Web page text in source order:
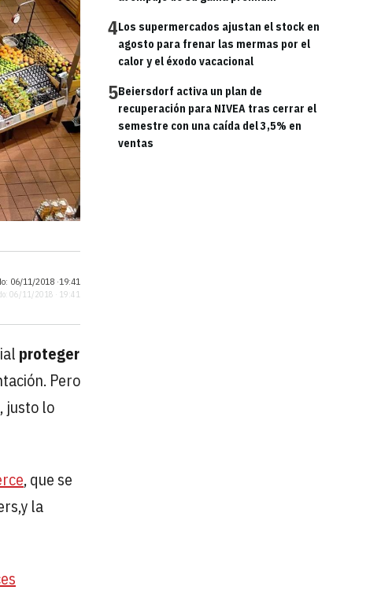
4Los supermercados ajustan el stock en
agosto para frenar las mermas por el
calor y el éxodo vacacional
5Beiersdorf activa un plan de
recuperación para NIVEA tras cerrar el
semestre con una caída del 3,5% en
ventas
06/11/2018 ·19:41
06/11/2018 · 19:41
proteger
Pero
justo lo
, que se
la